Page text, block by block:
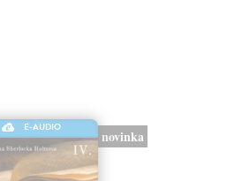
E-AUDIO
novinka